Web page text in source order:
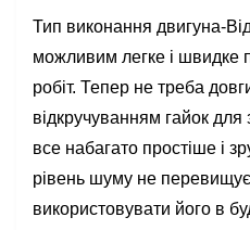
Тип виконання двигуна-
можливим легке і швидке
робіт. Тепер не треба
відкручуванням гайок для
все набагато простіше і
рівень шуму не
використовувати його в